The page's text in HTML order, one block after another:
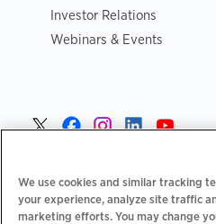
Investor Relations
Webinars & Events
Norge >
We use cookies and similar tracking
your experience, analyze site traffic
marketing efforts. You may change